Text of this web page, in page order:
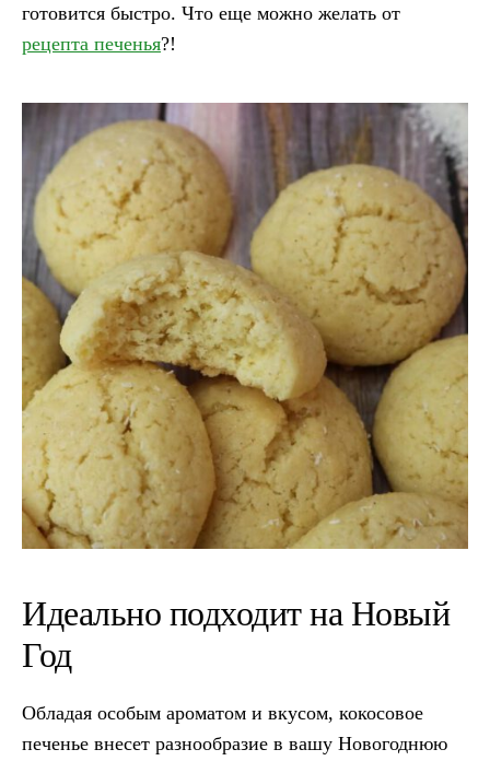
готовится быстро. Что еще можно желать от
рецепта печенья?!
Идеально подходит на Новый
Год
Обладая особым ароматом и вкусом, кокосовое
печенье внесет разнообразие в вашу Новогоднюю